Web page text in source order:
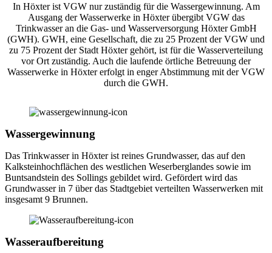
In Höxter ist VGW nur zuständig für die Wassergewinnung. Am
Ausgang derWasserwerkein Höxter übergibt VGW das
Trinkwasser an die Gas- und Wasserversorgung Höxter GmbH
(GWH). GWH, eine Gesellschaft, die zu 25 Prozent der VGW und
zu 75 Prozent der Stadt Höxter gehört, ist für die Wasserverteilung
vor Ort zuständig. Auch die laufende örtliche Betreuung der
Wasserwerke in Höxter erfolgt in enger Abstimmung mit der VGW
durch die GWH.
Wassergewinnung
Das Trinkwasser in Höxter ist reines Grundwasser, das auf den
Kalksteinhochflächen des westlichen Weserberglandes sowie im
Buntsandstein des Sollings gebildet wird. Gefördert wird das
Grundwasser in 7 über das Stadtgebiet verteilten Wasserwerken mit
insgesamt 9 Brunnen.
Wasseraufbereitung